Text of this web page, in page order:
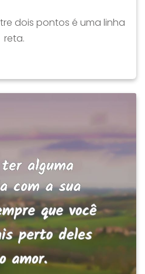
dois pontos é uma linha
reta.